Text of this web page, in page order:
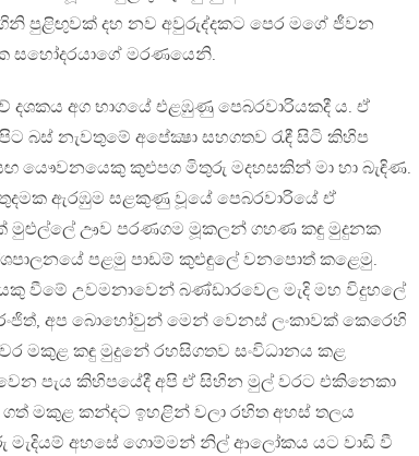
පුළිඟුවක් දහ නව අවුරුද්දකට පෙර මගේ ජීවන
සහෝදරයාගේ මරණයෙනි.
දශකය අග භාගයේ එළඹුණු පෙබරවාරියකදී ය. ඒ
බස් නැවතුමේ අපේක්‍ෂා සහගතව රැඳී සිටි කිහිප
යෞවනයෙකු කුළුපග මිතුරු මදහසකින් මා හා බැඳිණ.
ඇරඹුම සළකුණු වූයේ පෙබරවාරියේ ඒ
මුළුල්ලේ ඌව පරණගම මූකලන් ගහණ කඳු මුදුනක
පළමු පාඩම් කුළුඳුලේ වනපොත් කළෙමු.
වීමේ උවමනාවෙන් බණ්ඩාරවෙල මැදි මහ විදුහලේ
අප බොහෝවුන් මෙන් වෙනස් ලංකාවක් කෙරෙහි
මකුළ කඳු මුදුනේ රහසිගතව සංවිධානය කළ
පැය කිහිපයේදී අපි ඒ සිහින මුල් වරට එකිනෙකා
ගත් මකුළ කන්දට ඉහළින් වලා රහිත අහස් තලය
මැදියම් අහසේ ගොම්මන් නිල් ආලෝකය යට වාඩි වී